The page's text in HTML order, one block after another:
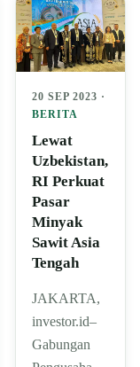
20 SEP 2023 ·
BERITA
Lewat
Uzbekistan,
RI Perkuat
Pasar
Minyak
Sawit Asia
Tengah
JAKARTA,
investor.id–
Gabungan